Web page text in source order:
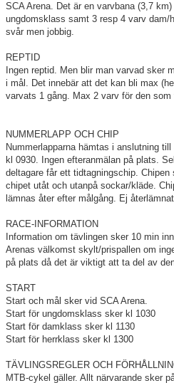
SCA Arena. Det är en varvbana (3,7
ungdomsklass samt 3 resp 4 varv
svår men jobbig.
REPTID
Ingen reptid. Men blir man varvad sker
i mål. Det innebär att det kan bli max
varvats 1 gång. Max 2 varv för den som
NUMMERLAPP OCH CHIP
Nummerlapparna hämtas i anslutning
kl 0930. Ingen efteranmälan på plats.
deltagare får ett tidtagningschip.
chipet utåt och utanpå sockar/kläde.
lämnas åter efter målgång. Ej
RACE-INFORMATION
Information om tävlingen sker 10 min
Arenas välkomst skylt/prispallen om
på plats då det är viktigt att ta del av
START
Start och mål sker vid SCA Arena.
Start för ungdomsklass sker kl 1030
Start för damklass sker kl 1130
Start för herrklass sker kl 1300
TÄVLINGSREGLER OCH
MTB-cykel gäller. Allt närvarande sker